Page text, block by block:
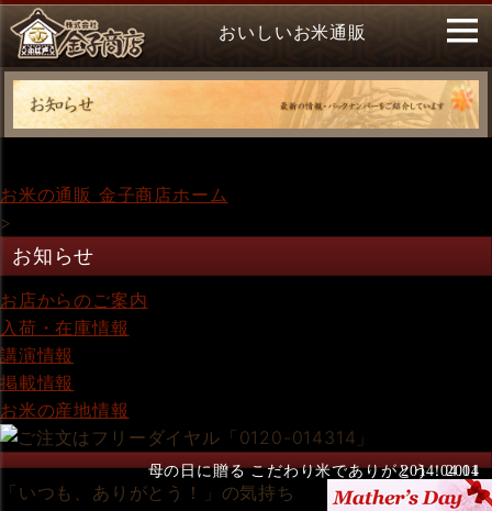
おいしいお米通販
お米の通販 金子商店ホーム
>
お知らせ
お店からのご案内
入荷・在庫情報
講演情報
掲載情報
お米の産地情報
母の日に贈る こだわり米でありがとう！2014
2014.04.01
「いつも、ありがとう！」の気持ち